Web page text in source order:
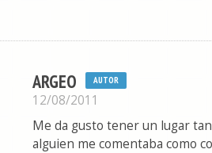
ARGEO AUTOR
12/08/2011
Me da gusto tener un lugar
alguien me comentaba como